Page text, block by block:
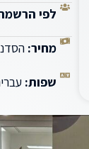
לפי
מחיר:
שפות: